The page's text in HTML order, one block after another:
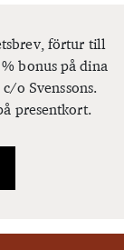
förtur till
bonus på dina
o Svenssons.
presentkort.